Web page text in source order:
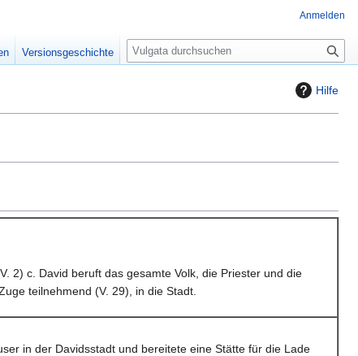
Hilfe
2) c. David beruft das gesamte Volk, die Priester und die
teilnehmend (V. 29), in die Stadt.
in der Davidsstadt und bereitete eine Stätte für die Lade
Anmelden
Versionsgeschichte
S
u
e